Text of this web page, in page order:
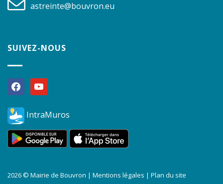
astreinte@bouvron.eu
SUIVEZ-NOUS
facebookyoutube
IntraMuros
2026 © Mairie de Bouvron | Mentions légales | Plan du site